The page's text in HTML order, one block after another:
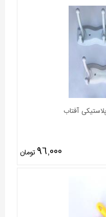
96,000 تومان